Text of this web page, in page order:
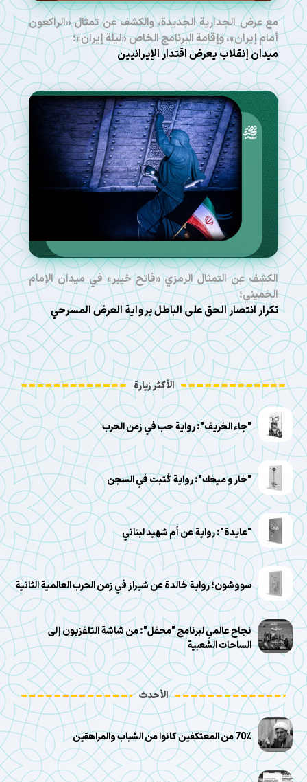
مع عرض الجدارية الجديدة، والكشف عن تمثال «الراكعون
أمام إيران»، وإقامة البرنامج الخاص «ليلة إيران»؛
ميدان إنقلاب يعرض اقتدار الإيرانيين
الكشف عن التمثال الرمزي «فاتح خيبر» في ميدان الإمام
الخميني؛
تكرار انتصار الحق على الباطل برواية العرض المسرحي
الأكثر زيارة
"جاء الخريف": رواية حب في زمن الحرب
"خار و ميخك": رواية كُتبت في السجن
"عايدة": رواية عن أم شهيد لبناني
سووشون؛ رواية خالدة عن شيراز في زمن الحرب العالمية الثانية
نجاح عالمي لبرنامج "محفل": من شاشة التلفزيون إلى
الساحات الشعبية
الأحدث
70٪ من المعتكفين كانوا من الشباب والمراهقين